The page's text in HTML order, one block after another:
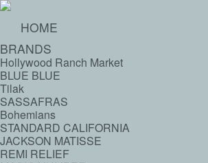
HOME
BRANDS
Hollywood Ranch Market
BLUE BLUE
Tilak
SASSAFRAS
Bohemians
STANDARD CALIFORNIA
JACKSON MATISSE
REMI RELIEF